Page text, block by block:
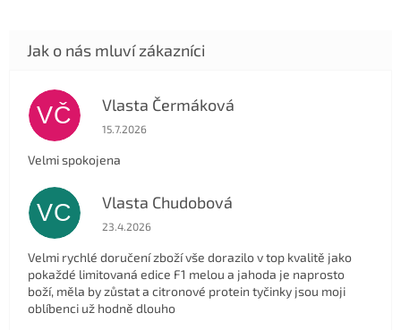
VČ Vlasta Čermáková
Hodnocení obchodu je 5 z 5 hvězdiček.
15.7.2026
Velmi spokojena
VC Vlasta Chudobová
Hodnocení obchodu je 5 z 5 hvězdiček.
23.4.2026
Velmi rychlé doručení zboží vše dorazilo v top kvalitě jako
pokaždé limitovaná edice F1 melou a jahoda je naprosto
boží, měla by zůstat a citronové protein tyčinky jsou moji
oblíbenci už hodně dlouho